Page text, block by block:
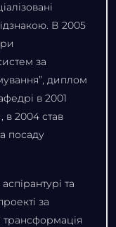
В 2005
за
диплом
в 2001
в 2004 став
посаду
та
за